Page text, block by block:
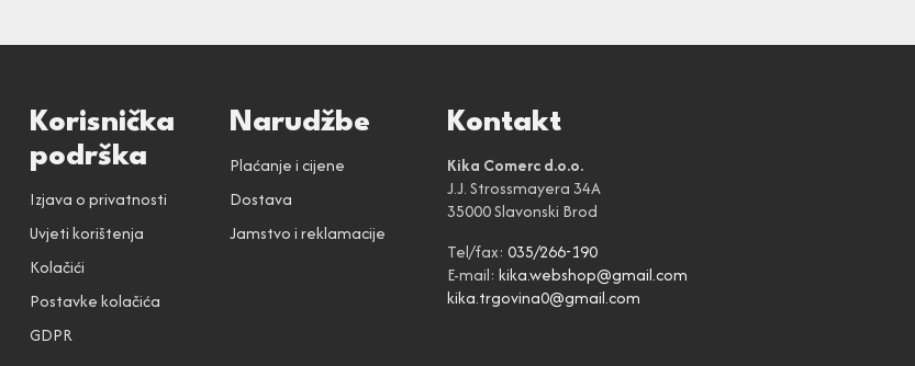
Korisnička
podrška
Izjava o privatnosti
Uvjeti korištenja
Kolačići
Postavke kolačića
GDPR
Narudžbe
Plaćanje i cijene
Dostava
Jamstvo i reklamacije
Kontakt
Kika Comerc d.o.o.
J.J. Strossmayera 34A
35000 Slavonski Brod
Tel/fax: 035/266-190
E-mail: kika.webshop@gmail.com
kika.trgovina0@gmail.com